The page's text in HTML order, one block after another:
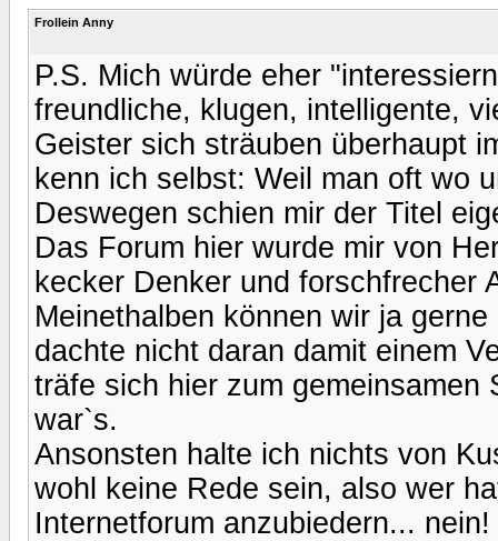
Frollein Anny
P.S. Mich würde eher
freundliche, klugen, intelligente,
Geister sich sträuben überhaupt
kenn ich selbst: Weil man oft wo
Deswegen schien mir der Titel
Das Forum hier wurde mir von
kecker Denker und forschfrecher
Meinethalben können wir ja
dachte nicht daran damit einem
träfe sich hier zum gemeinsamen
war`s.
Ansonsten halte ich nichts von
wohl keine Rede sein, also wer
Internetforum anzubiedern... nein!